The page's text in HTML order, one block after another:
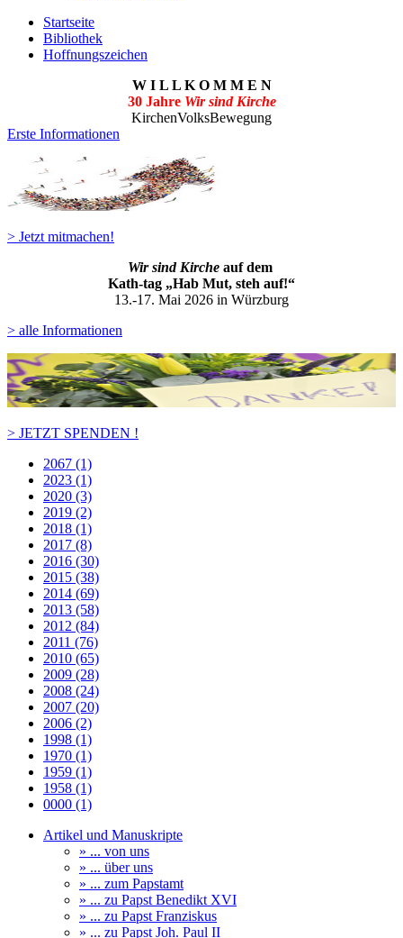
Startseite
Bibliothek
Hoffnungszeichen
W I L L K O M M E N
30 Jahre Wir sind Kirche
KirchenVolksBewegung
Erste Informationen
> Jetzt mitmachen!
Wir sind Kirche auf dem
Kath-tag „Hab Mut, steh auf!“
13.-17. Mai 2026 in Würzburg
> alle Informationen
> JETZT SPENDEN !
2067 (1)
2023 (1)
2020 (3)
2019 (2)
2018 (1)
2017 (8)
2016 (30)
2015 (38)
2014 (69)
2013 (58)
2012 (84)
2011 (76)
2010 (65)
2009 (28)
2008 (24)
2007 (20)
2006 (2)
1998 (1)
1970 (1)
1959 (1)
1958 (1)
0000 (1)
Artikel und Manuskripte
» ... von uns
» ... über uns
» ... zum Papstamt
» ... zu Papst Benedikt XVI
» ... zu Papst Franziskus
» ... zu Papst Joh. Paul II